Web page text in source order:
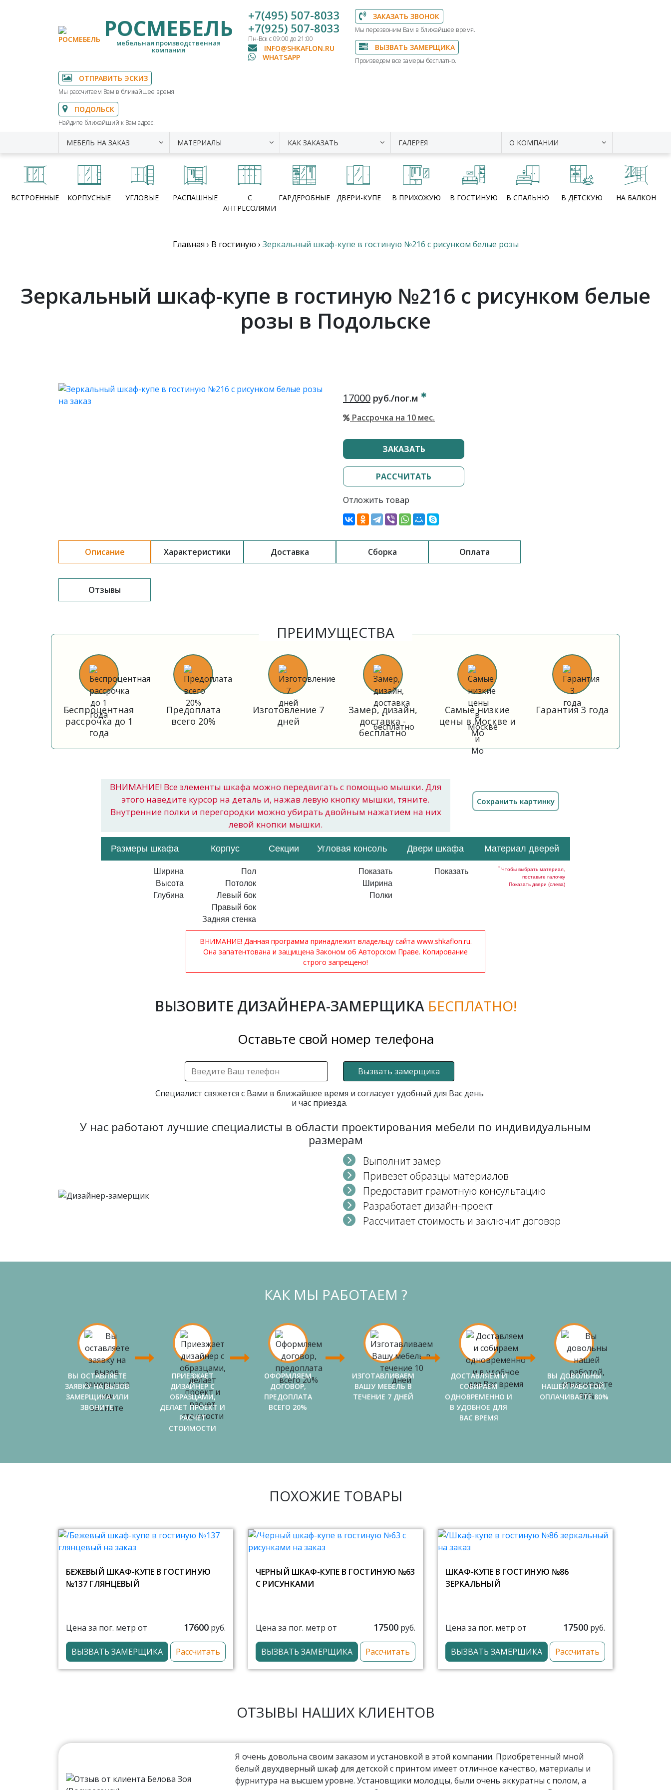
РОСМЕБЕЛЬ
мебельная производственная
компания
+7(495) 507-8033
+7(925) 507-8033
Пн-Вск с 09:00 до 21:00
INFO@SHKAFLON.RU
WHATSAPP
ЗАКАЗАТЬ ЗВОНОК
Мы перезвоним Вам в ближайшее время.
ВЫЗВАТЬ ЗАМЕРЩИКА
Произведем все замеры бесплатно.
ОТПРАВИТЬ ЭСКИЗ
Мы рассчитаем Вам в ближайшее время.
ПОДОЛЬСК
Найдите ближайший к Вам адрес.
МЕБЕЛЬ НА ЗАКАЗ МАТЕРИАЛЫ КАК ЗАКАЗАТЬ ГАЛЕРЕЯ О КОМПАНИИ
ВСТРОЕННЫЕ КОРПУСНЫЕ УГЛОВЫЕ РАСПАШНЫЕ
С
АНТРЕСОЛЯМИ
ГАРДЕРОБНЫЕ ДВЕРИ-КУПЕ В ПРИХОЖУЮ В ГОСТИНУЮ В СПАЛЬНЮ В ДЕТСКУЮ НА БАЛКОН
Главная › В гостиную › Зеркальный шкаф-купе в гостиную №216 с рисунком белые розы
Зеркальный шкаф-купе в гостиную №216 с рисунком белые
розы в Подольске
17000 руб./пог.м
Рассрочка на 10 мес.
ЗАКАЗАТЬ
РАССЧИТАТЬ
Отложить товар
Описание Характеристики Доставка Сборка Оплата
Отзывы
ПРЕИМУЩЕСТВА
Беспроцентная
рассрочка до 1
года
Предоплата
всего 20%
Изготовление 7
дней
Замер, дизайн,
доставка -
бесплатно
Самые низкие
цены в Москве и
Мо
Гарантия 3 года
ВНИМАНИЕ! Все элементы шкафа можно передвигать с помощью мышки. Для
этого наведите курсор на деталь и, нажав левую кнопку мышки, тяните.
Внутренние полки и перегородки можно убирать двойным нажатием на них
левой кнопки мышки.
Размеры шкафа Корпус Секции Угловая консоль Двери шкафа Материал дверей
Ширина
Высота
Глубина
Пол
Потолок
Левый бок
Правый бок
Задняя стенка
Показать
Ширина
Полки
Показать * Чтобы выбрать материал,
поставьте галочку
Показать двери (слева)
ВНИМАНИЕ! Данная программа принадлежит владельцу сайта www.shkaflon.ru.
Она запатентована и защищена Законом об Авторском Праве. Копирование
строго запрещено!
ВЫЗОВИТЕ ДИЗАЙНЕРА-ЗАМЕРЩИКА БЕСПЛАТНО!
Оставьте свой номер телефона
Вызвать замерщика
Специалист свяжется с Вами в ближайшее время и согласует удобный для Вас день
и час приезда.
У нас работают лучшие специалисты в области проектирования мебели по индивидуальным
размерам
Выполнит замер
Привезет образцы материалов
Предоставит грамотную консультацию
Разработает дизайн-проект
Рассчитает стоимость и заключит договор
КАК МЫ РАБОТАЕМ ?
ВЫ ОСТАВЛЯЕТЕ
ЗАЯВКУ НА ВЫЗОВ
ЗАМЕРЩИКА ИЛИ
ЗВОНИТЕ
ПРИЕЗЖАЕТ
ДИЗАЙНЕР С
ОБРАЗЦАМИ,
ДЕЛАЕТ ПРОЕКТ И
РАСЧЕТ
СТОИМОСТИ
ОФОРМЛЯЕМ
ДОГОВОР,
ПРЕДОПЛАТА
ВСЕГО 20%
ИЗГОТАВЛИВАЕМ
ВАШУ МЕБЕЛЬ В
ТЕЧЕНИЕ 7 ДНЕЙ
ДОСТАВЛЯЕМ И
СОБИРАЕМ
ОДНОВРЕМЕННО И
В УДОБНОЕ ДЛЯ
ВАС ВРЕМЯ
ВЫ ДОВОЛЬНЫ
НАШЕЙ РАБОТОЙ,
ОПЛАЧИВАЕТЕ 80%
ПОХОЖИЕ ТОВАРЫ
БЕЖЕВЫЙ ШКАФ-КУПЕ В ГОСТИНУЮ
№137 ГЛЯНЦЕВЫЙ
Цена за пог. метр от 17600 руб.
ВЫЗВАТЬ ЗАМЕРЩИКА Рассчитать
ЧЕРНЫЙ ШКАФ-КУПЕ В ГОСТИНУЮ №63
С РИСУНКАМИ
Цена за пог. метр от 17500 руб.
ВЫЗВАТЬ ЗАМЕРЩИКА Рассчитать
ШКАФ-КУПЕ В ГОСТИНУЮ №86
ЗЕРКАЛЬНЫЙ
Цена за пог. метр от 17500 руб.
ВЫЗВАТЬ ЗАМЕРЩИКА Рассчитать
ОТЗЫВЫ НАШИХ КЛИЕНТОВ
Я очень довольна своим заказом и установкой в этой компании. Приобретенный мной
белый двухдверный шкаф для детской с принтом имеет отличное качество, материалы и
фурнитура на высшем уровне. Установщики молодцы, были очень аккуратны с полом, а